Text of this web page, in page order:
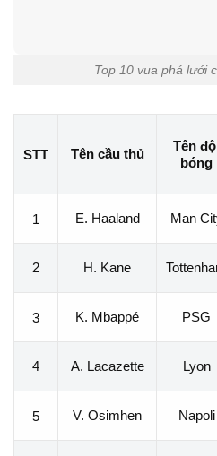
Top 10 vua phá lưới
STT Tên cầu thủ
Tên
bóng
1 E. Haaland Man
2 H. Kane
3 K. Mbappé PSG
4 A. Lacazette Lyon
5 V. Osimhen Napoli